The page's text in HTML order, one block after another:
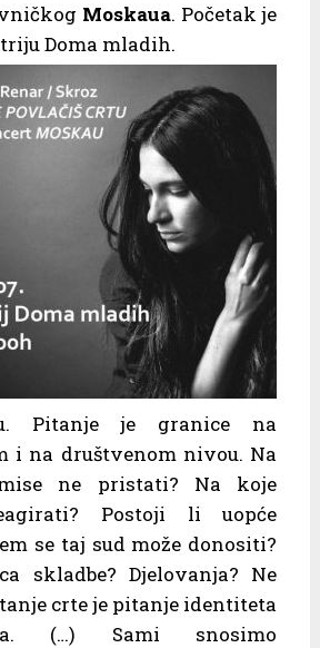
Moskaua. Početak je
Doma mladih.
Pitanje je granice na
i na društvenom nivou. Na
ne pristati? Na koje
Postoji li uopće
se taj sud može donositi?
skladbe? Djelovanja? Ne
crte je pitanje identiteta
(…) Sami snosimo